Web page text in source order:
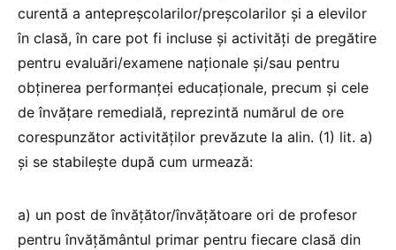
curentă a antepreşcolarilor/preşcolarilor şi a elevilor
în clasă, în care pot fi incluse şi activităţi de pregătire
pentru evaluări/examene naţionale şi/sau pentru
obţinerea performanţei educaţionale, precum şi cele
de învăţare remedială, reprezintă numărul de ore
corespunzător activităţilor prevăzute la alin. (1) lit. a)
şi se stabileşte după cum urmează:
a) un post de învăţător/învăţătoare ori de profesor
pentru învăţământul primar pentru fiecare clasă din